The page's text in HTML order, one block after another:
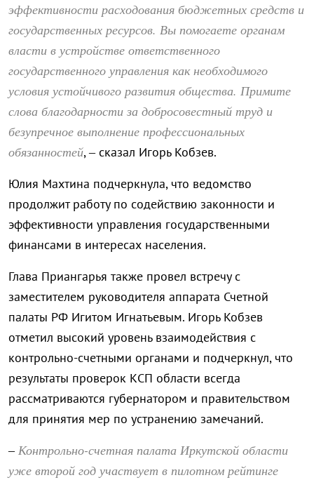
эффективности расходования бюджетных средств и
государственных ресурсов. Вы помогаете органам
власти в устройстве ответственного
государственного управления как необходимого
условия устойчивого развития общества. Примите
слова благодарности за добросовестный труд и
безупречное выполнение профессиональных
обязанностей, – сказал Игорь Кобзев.
Юлия Махтина подчеркнула, что ведомство
продолжит работу по содействию законности и
эффективности управления государственными
финансами в интересах населения.
Глава Приангарья также провел встречу с
заместителем руководителя аппарата Счетной
палаты РФ Игитом Игнатьевым. Игорь Кобзев
отметил высокий уровень взаимодействия с
контрольно-счетными органами и подчеркнул, что
результаты проверок КСП области всегда
рассматриваются губернатором и правительством
для принятия мер по устранению замечаний.
–Контрольно-счетная палата Иркутской области
уже второй год участвует в пилотном рейтинге